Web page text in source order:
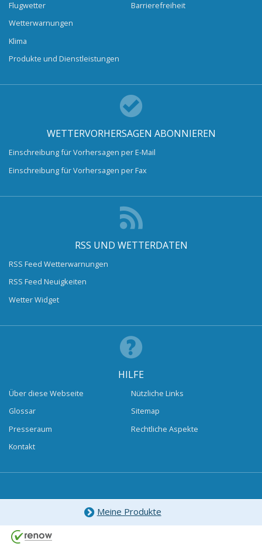
Flugwetter
Wetterwarnungen
Klima
Produkte und Dienstleistungen
Barrierefreiheit
WETTERVORHERSAGEN ABONNIEREN
Einschreibung für Vorhersagen per E-Mail
Einschreibung für Vorhersagen per Fax
RSS UND WETTERDATEN
RSS Feed Wetterwarnungen
RSS Feed Neuigkeiten
Wetter Widget
HILFE
Über diese Webseite
Glossar
Presseraum
Kontakt
Nützliche Links
Sitemap
Rechtliche Aspekte
Meine Produkte